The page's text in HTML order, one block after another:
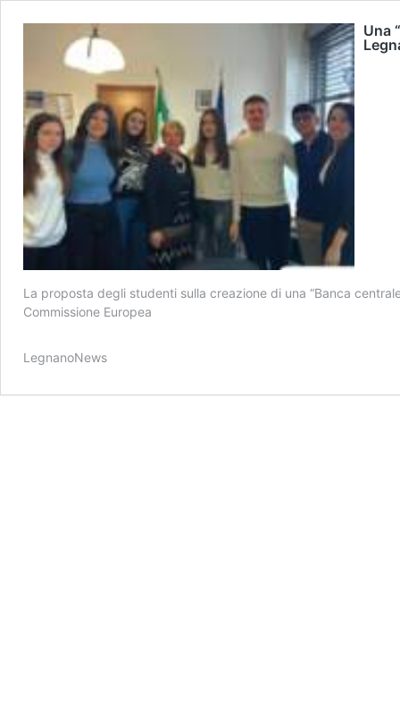
Una
La proposta degli studenti sulla creazione di una “Banca
Commissione Europea
LegnanoNews